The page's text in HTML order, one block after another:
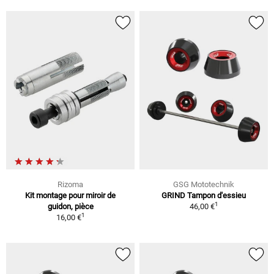
Rizoma
Kit montage pour miroir de
guidon, pièce
16,00 €1
GSG Mototechnik
GRIND Tampon d'essieu
46,00 €1